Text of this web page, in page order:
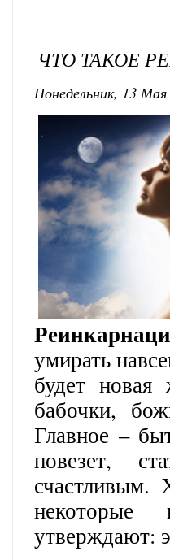
ЧТО ТАКОЕ
Понедельник, 13
умирать
будет
бабочки,
Главное –
повезет,
счастливым.
некоторые
утверждают: